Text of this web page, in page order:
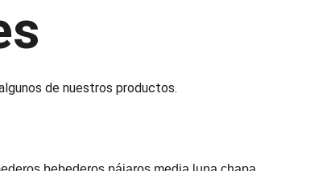
de nuestros productos.